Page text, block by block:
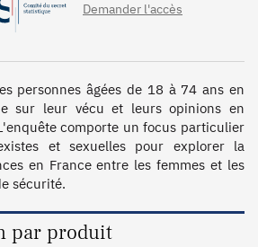
Demander l'accès
personnes âgées de 18 à 74 ans en
sur leur vécu et leurs opinions en
comporte un focus particulier
et sexuelles pour explorer la
en France entre les femmes et les
sécurité.
par produit